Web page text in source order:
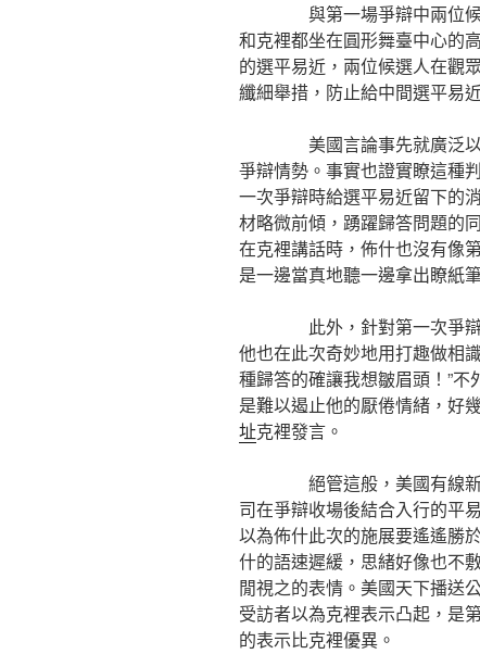
與第一場爭辯中兩位候選
和克裡都坐在圓形舞臺中心的
的選平易近，兩位候選人在觀
纖細舉措，防止給中間選平易
美國言論事先就廣泛以為
爭辯情勢。事實也證實瞭這種
一次爭辯時給選平易近留下的
材略微前傾，踴躍歸答問題的
在克裡講話時，佈什也沒有像
是一邊當真地聽一邊拿出瞭紙
此外，針對第一次爭辯中
他也在此次奇妙地用打趣做相
種歸答的確讓我想皺眉頭！”
是難以遏止他的厭倦情緒，好
址克裡發言。
絕管這般，美國有線新聞
司在爭辯收場後結合入行的平
以為佈什此次的施展要遙遙勝
什的語速遲緩，思緒好像也不
閒視之的表情。美國天下播送
受訪者以為克裡表示凸起，是
的表示比克裡優異。